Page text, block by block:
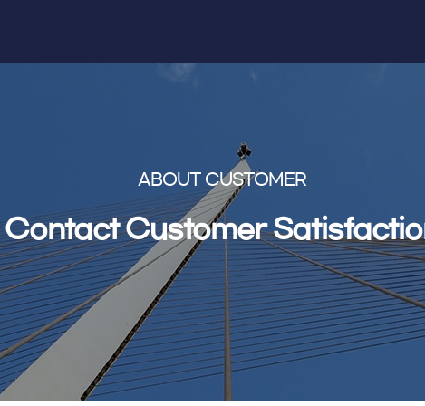
ABOUT CUSTOMER
Contact Customer